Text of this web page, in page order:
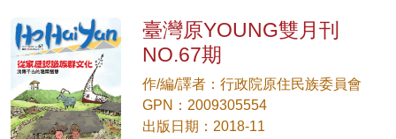
臺灣原YOUNG雙月刊
NO.67期
作/編/譯者：行政院原住民族委員會
GPN：2009305554
出版日期：2018-11